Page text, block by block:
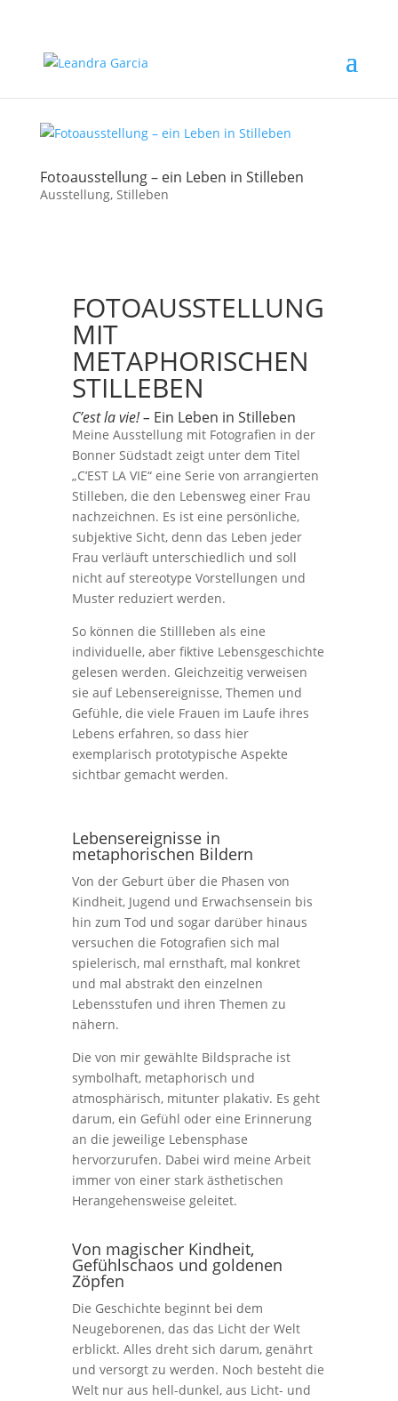
Fotoausstellung – ein Leben in Stilleben
Ausstellung, Stilleben
FOTOAUSSTELLUNG
MIT
METAPHORISCHEN
STILLEBEN
C’est la vie! – Ein Leben in Stilleben
Meine Ausstellung mit Fotografien in der
Bonner Südstadt zeigt unter dem Titel
„C’EST LA VIE“ eine Serie von arrangierten
Stilleben, die den Lebensweg einer Frau
nachzeichnen. Es ist eine persönliche,
subjektive Sicht, denn das Leben jeder
Frau verläuft unterschiedlich und soll
nicht auf stereotype Vorstellungen und
Muster reduziert werden.
So können die Stillleben als eine
individuelle, aber fiktive Lebensgeschichte
gelesen werden. Gleichzeitig verweisen
sie auf Lebensereignisse, Themen und
Gefühle, die viele Frauen im Laufe ihres
Lebens erfahren, so dass hier
exemplarisch prototypische Aspekte
sichtbar gemacht werden.
Lebensereignisse in
metaphorischen Bildern
Von der Geburt über die Phasen von
Kindheit, Jugend und Erwachsensein bis
hin zum Tod und sogar darüber hinaus
versuchen die Fotografien sich mal
spielerisch, mal ernsthaft, mal konkret
und mal abstrakt den einzelnen
Lebensstufen und ihren Themen zu
nähern.
Die von mir gewählte Bildsprache ist
symbolhaft, metaphorisch und
atmosphärisch, mitunter plakativ. Es geht
darum, ein Gefühl oder eine Erinnerung
an die jeweilige Lebensphase
hervorzurufen. Dabei wird meine Arbeit
immer von einer stark ästhetischen
Herangehensweise geleitet.
Von magischer Kindheit,
Gefühlschaos und goldenen
Zöpfen
Die Geschichte beginnt bei dem
Neugeborenen, das das Licht der Welt
erblickt. Alles dreht sich darum, genährt
und versorgt zu werden. Noch besteht die
Welt nur aus hell-dunkel, aus Licht- und